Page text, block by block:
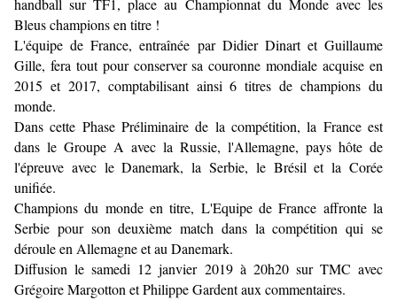
handball sur TF1, place au Championnat du Monde avec les
Bleus champions en titre !
L'équipe de France, entraînée par Didier Dinart et Guillaume
Gille, fera tout pour conserver sa couronne mondiale acquise en
2015 et 2017, comptabilisant ainsi 6 titres de champions du
monde.
Dans cette Phase Préliminaire de la compétition, la France est
dans le Groupe A avec la Russie, l'Allemagne, pays hôte de
l'épreuve avec le Danemark, la Serbie, le Brésil et la Corée
unifiée.
Champions du monde en titre, L'Equipe de France affronte la
Serbie pour son deuxième match dans la compétition qui se
déroule en Allemagne et au Danemark.
Diffusion le samedi 12 janvier 2019 à 20h20 sur TMC avec
Grégoire Margotton et Philippe Gardent aux commentaires.